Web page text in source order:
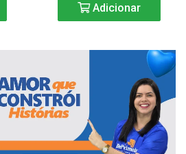
Adicionar